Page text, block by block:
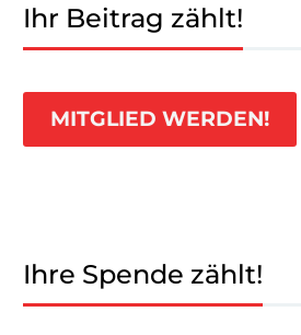
Ihr Beitrag zählt!
MITGLIED WERDEN!
Ihre Spende zählt!